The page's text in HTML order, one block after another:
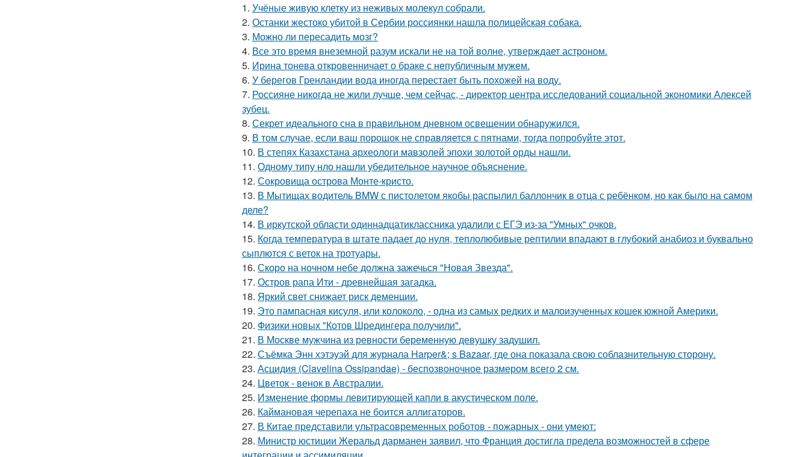
1. Учёные живую клетку из неживых молекул собрали.
2. Останки жестоко убитой в Сербии россиянки нашла полицейская собака.
3. Можно ли пересадить мозг?
4. Все это время внеземной разум искали не на той волне, утверждает астроном.
5. Ирина тонева откровенничает о браке с непубличным мужем.
6. У берегов Гренландии вода иногда перестает быть похожей на воду.
7. Россияне никогда не жили лучше, чем сейчас, - директор центра исследований социальной экономики Алексей
зубец.
8. Секрет идеального сна в правильном дневном освещении обнаружился.
9. В том случае, если ваш порошок не справляется с пятнами, тогда попробуйте этот.
10. В степях Казахстана археологи мавзолей эпохи золотой орды нашли.
11. Одному типу нло нашли убедительное научное объяснение.
12. Сокровища острова Монте-кристо.
13. В Мытищах водитель BMW с пистолетом якобы распылил баллончик в отца с ребёнком, но как было на самом
деле?
14. В иркутской области одиннадцатиклассника удалили с ЕГЭ из-за "Умных" очков.
15. Когда температура в штате падает до нуля, теплолюбивые рептилии впадают в глубокий анабиоз и буквально
сыплются с веток на тротуары.
16. Скоро на ночном небе должна зажечься "Новая Звезда".
17. Остров рапа Ити - древнейшая загадка.
18. Яркий свет снижает риск деменции.
19. Это пампасная кисуля, или колоколо, - одна из самых редких и малоизученных кошек южной Америки.
20. Физики новых "Котов Шредингера получили".
21. В Москве мужчина из ревности беременную девушку задушил.
22. Съёмка Энн хэтэуэй для журнала Harper&; s Bazaar, где она показала свою соблазнительную сторону.
23. Асцидия (Clavelina Ossipandae) - беспозвоночное размером всего 2 см.
24. Цветок - венок в Австралии.
25. Изменение формы левитирующей капли в акустическом поле.
26. Каймановая черепаха не боится аллигаторов.
27. В Китае представили ультрасовременных роботов - пожарных - они умеют:
28. Министр юстиции Жеральд дарманен заявил, что Франция достигла предела возможностей в сфере